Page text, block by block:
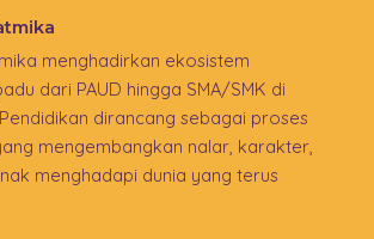
menghadirkan ekosistem
dari PAUD hingga SMA/SMK di
dirancang sebagai proses
mengembangkan nalar, karakter,
menghadapi dunia yang terus